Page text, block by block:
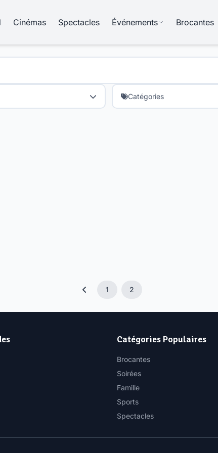
Cinémas Spectacles Événements Brocantes
Catégories
1 2
Catégories Populaires
Brocantes
Soirées
Famille
Sports
Spectacles